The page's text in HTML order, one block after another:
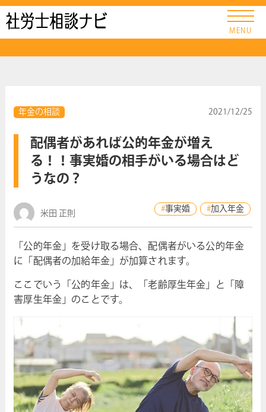
MENU
年金の相談 2021/12/25
配偶者があれば公的年金が増え
る！！事実婚の相手がいる場合はど
うなの？
米田 正則 事実婚 加入年金
「公的年金」を受け取る場合、配偶者がいる公的年金
に「配偶者の加給年金」が加算されます。
ここでいう「公的年金」は、「老齢厚生年金」と「障
害厚生年金」のことです。